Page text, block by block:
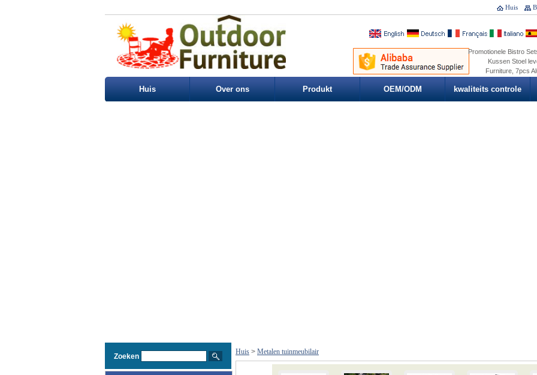
Huis
Promotionele Bistro
Kussen Stoel
Furniture, 7pcs
Huis Over ons Produkt OEM/ODM kwaliteits controle
Zoeken
Huis > Metalen tuinmeubilair